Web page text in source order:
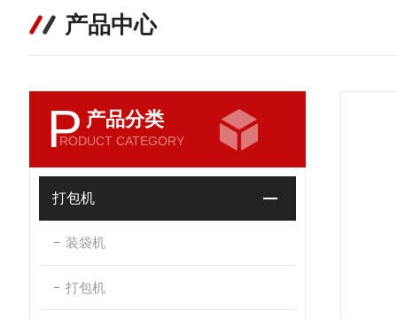
产品中心
P 产品分类
RODUCT CATEGORY
打包机
装袋机
打包机